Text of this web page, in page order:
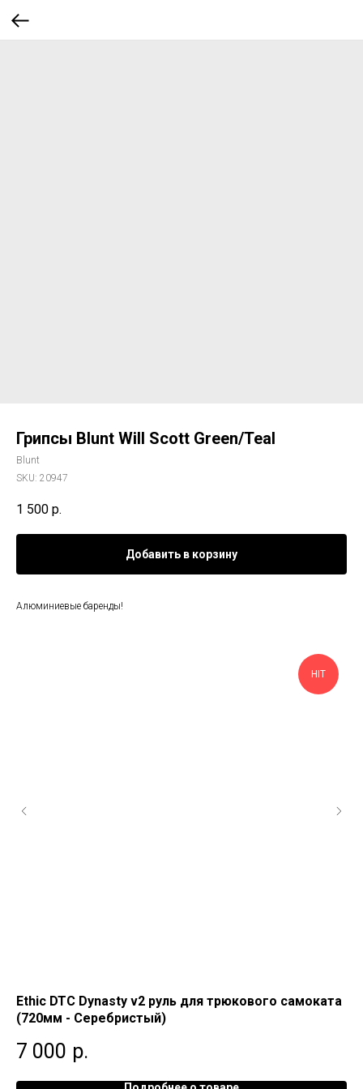
Грипсы Blunt Will Scott Green/Teal
Blunt
SKU: 20947
1 500 р.
Добавить в корзину
Алюминиевые баренды!
HIT
Ethic DTC Dynasty v2 руль для трюкового самоката
(720мм - Серебристый)
7 000 р.